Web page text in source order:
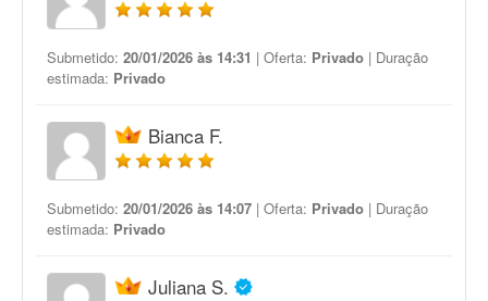
Submetido: 20/01/2026 às 14:31 | Oferta: Privado | Duração
estimada: Privado
Bianca F.
Submetido: 20/01/2026 às 14:07 | Oferta: Privado | Duração
estimada: Privado
Juliana S.